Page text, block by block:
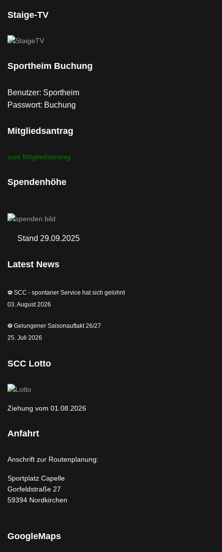
Staige-TV
Sportheim Buchung
Benutzer: Sportheim
Passwort: Buchung
Mitgliedsantrag
zum Mitgliedsantrag
Spendenhöhe
Stand 29.09.2025
Latest News
⚽️ SCC - spontaner Service hat sich gelohnt
03. August 2026
⚽️ Gelungener Saisonauftakt 26/27
25. Juli 2026
SCC Lotto
Ziehung vom 01.08.2026
Anfahrt
Anschrift zur Routenplanung:
Sportplatz Capelle
Gorfeldstraße 27
59394 Nordkirchen
GoogleMaps